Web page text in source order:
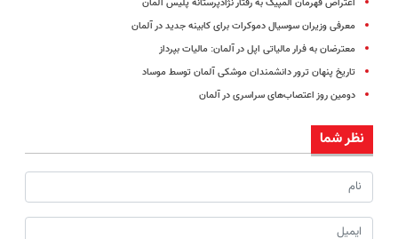
معرفی وزیران سوسیال دموکرات برای کابینه ‌جدید در آلمان
معترضان به فرار مالیاتی اپل در آلمان: مالیات بپرداز
تاریخ پنهان ترور دانشمندان موشکی آلمان توسط موساد
دومین روز اعتصاب‌های سراسری در آلمان
نظر شما